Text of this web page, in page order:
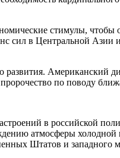
стимулы, чтобы
сил в Центральной Азии
развития.
по поводу
в российской
атмосферы
Штатов и западного